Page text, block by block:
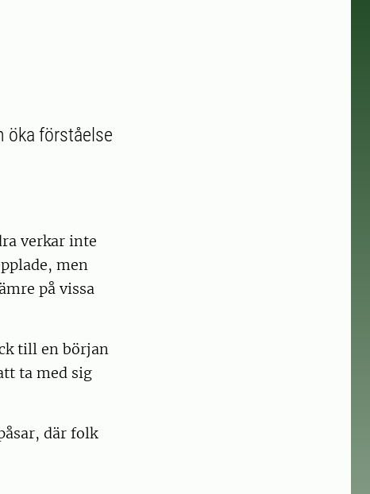
öka förståelse
verkar inte
men
på vissa
till en början
ta med sig
där folk